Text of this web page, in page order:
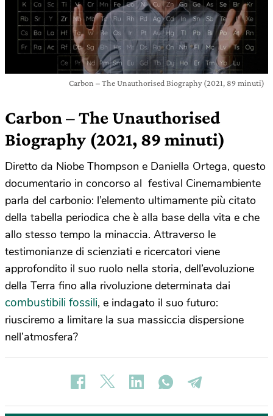
Carbon – The Unauthorised Biography (2021, 89 minuti)
Carbon – The Unauthorised
Biography (2021, 89 minuti)
Diretto da Niobe Thompson e Daniella Ortega, questo
documentario in concorso al festival Cinemambiente
parla del carbonio: l’elemento ultimamente più citato
della tabella periodica che è alla base della vita e che
allo stesso tempo la minaccia. Attraverso le
testimonianze di scienziati e ricercatori viene
approfondito il suo ruolo nella storia, dell’evoluzione
della Terra fino alla rivoluzione determinata dai
combustibili fossili, e indagato il suo futuro:
riusciremo a limitare la sua massiccia dispersione
nell’atmosfera?